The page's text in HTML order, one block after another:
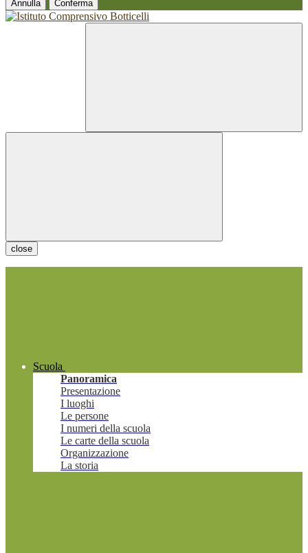
Annulla Conferma
close
Scuola
Panoramica
Presentazione
I luoghi
Le persone
I numeri della scuola
Le carte della scuola
Organizzazione
La storia